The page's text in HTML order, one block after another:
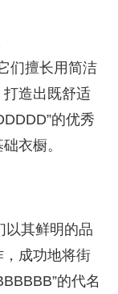
们擅长用简洁
造出既舒适
的优秀
衣橱。
以其鲜明的品
成功地将街
的代名